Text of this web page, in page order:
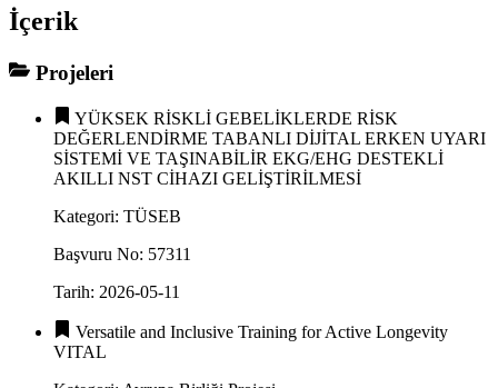
İçerik
Projeleri
YÜKSEK RİSKLİ GEBELİKLERDE RİSK
DEĞERLENDİRME TABANLI DİJİTAL ERKEN UYARI
SİSTEMİ VE TAŞINABİLİR EKG/EHG DESTEKLİ
AKILLI NST CİHAZI GELİŞTİRİLMESİ
Kategori: TÜSEB
Başvuru No: 57311
Tarih: 2026-05-11
Versatile and Inclusive Training for Active Longevity
VITAL